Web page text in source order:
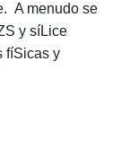
. A menudo se
y síLice
fíSicas y